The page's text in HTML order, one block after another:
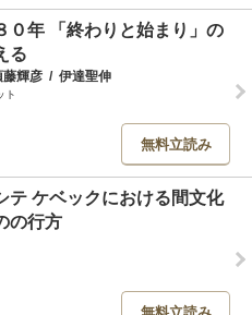
０年 「終わりと始まり」の
る
藤輝彦 / 伊達聖伸
ト
無料立読み
テ ケベックにおける間文化
の行方